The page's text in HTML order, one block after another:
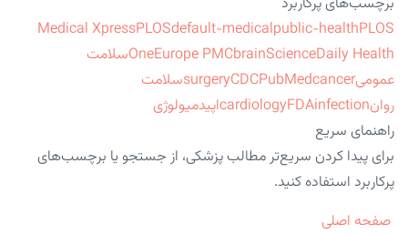
Medical XpressPLOSdefault-medicalpublic-healthPLOS
OneEurope PMCbrainScienceDaily Health
سلامت
عمومی
surgeryCDCPubMedcancer
سلامت
روان
cardiologyFDAinfection
اپیدمیولوژی
راهنمای سریع
برای پیدا کردن سریع‌تر مطالب پزشکی، از جستجو یا برچسب‌های
پرکاربرد استفاده کنید.
صفحه اصلی